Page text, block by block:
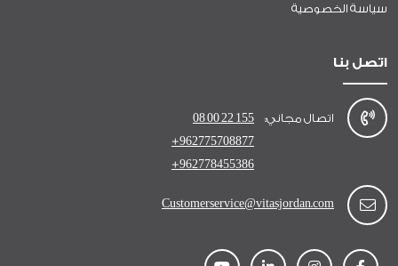
سياسة الخصوصية
اتصل بنا
اتصال مجاني:
08 00 22 155
+962775708877
+962778455386
Customerservice@vitasjordan.com